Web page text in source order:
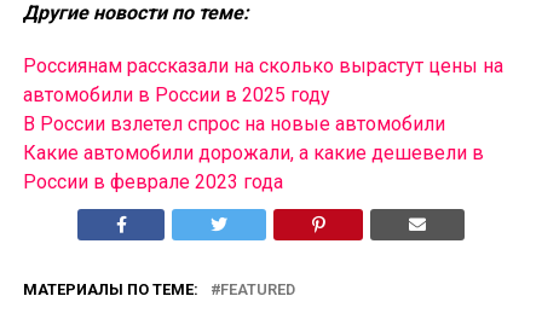
Другие новости по теме:
Россиянам рассказали на сколько вырастут цены на
автомобили в России в 2025 году
В России взлетел спрос на новые автомобили
Какие автомобили дорожали, а какие дешевели в
России в феврале 2023 года
МАТЕРИАЛЫ ПО ТЕМЕ: FEATURED